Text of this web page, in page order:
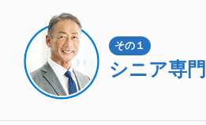
その１
シニア専門